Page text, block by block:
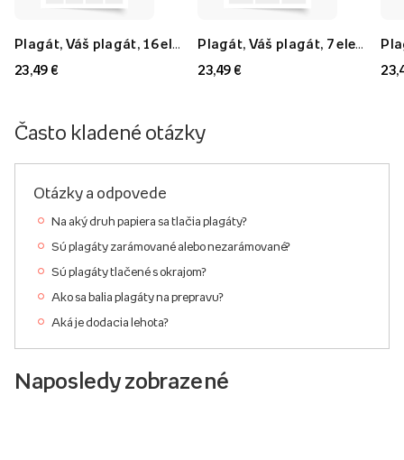
23,49 €
23,49 €
Často kladené otázky
Otázky a odpovede
Na aký druh papiera sa tlačia plagáty?
Sú plagáty zarámované alebo nezarámované?
Sú plagáty tlačené s okrajom?
Ako sa balia plagáty na prepravu?
Aká je dodacia lehota?
Naposledy zobrazené